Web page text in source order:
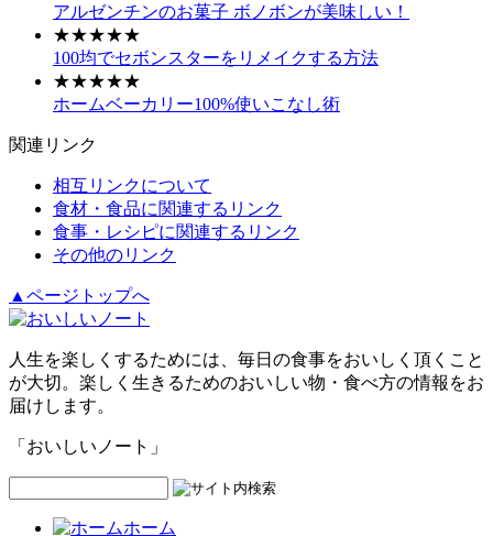
アルゼンチンのお菓子 ボノボンが美味しい！
★★★★★
100均でセボンスターをリメイクする方法
★★★★★
ホームベーカリー100%使いこなし術
関連リンク
相互リンクについて
食材・食品に関連するリンク
食事・レシピに関連するリンク
その他のリンク
▲ページトップへ
人生を楽しくするためには、毎日の食事をおいしく頂くこと
が大切。楽しく生きるためのおいしい物・食べ方の情報をお
届けします。
「おいしいノート」
ホーム